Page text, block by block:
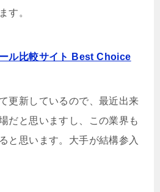
す。
ル比較サイト Best Choice
更新しているので、最近出来
だと思いますし、この業界も
と思います。大手が結構参入